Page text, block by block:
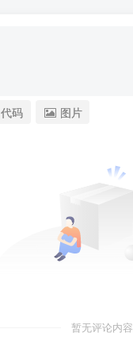
代码 图片
暂无评论内容